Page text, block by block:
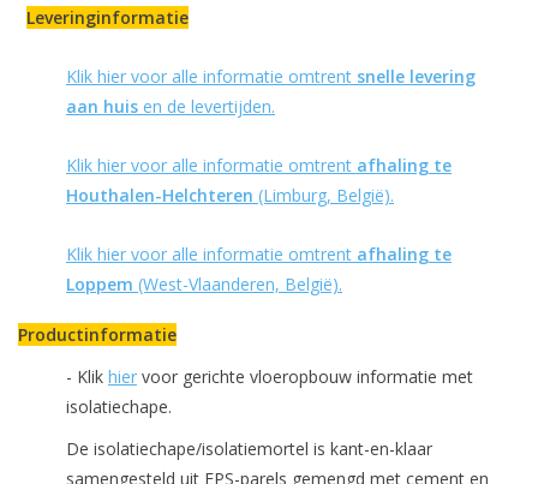
Leveringinformatie
Klik hier voor alle informatie omtrent snelle levering
aan huis en de levertijden.
Klik hier voor alle informatie omtrent afhaling te
Houthalen-Helchteren (Limburg, België).
Klik hier voor alle informatie omtrent afhaling te
Loppem (West-Vlaanderen, België).
Productinformatie
- Klik hier voor gerichte vloeropbouw informatie met
isolatiechape.
De isolatiechape/isolatiemortel is kant-en-klaar
samengesteld uit EPS-parels gemengd met cement en